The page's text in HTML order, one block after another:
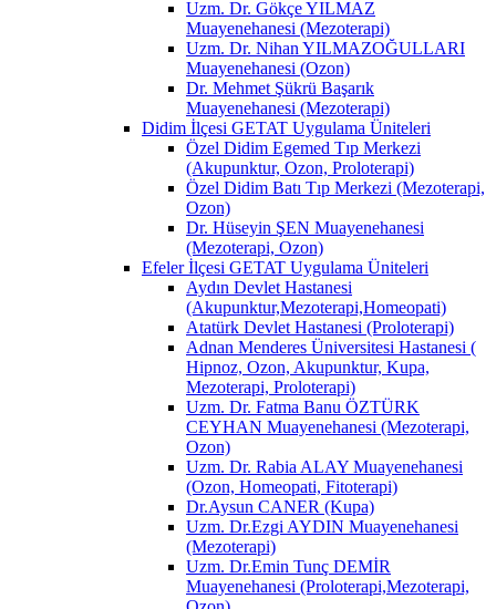
Uzm. Dr. Gökçe YILMAZ
Muayenehanesi (Mezoterapi)
Uzm. Dr. Nihan YILMAZOĞULLARI
Muayenehanesi (Ozon)
Dr. Mehmet Şükrü Başarık
Muayenehanesi (Mezoterapi)
Didim İlçesi GETAT Uygulama Üniteleri
Özel Didim Egemed Tıp Merkezi
(Akupunktur, Ozon, Proloterapi)
Özel Didim Batı Tıp Merkezi (Mezoterapi,
Ozon)
Dr. Hüseyin ŞEN Muayenehanesi
(Mezoterapi, Ozon)
Efeler İlçesi GETAT Uygulama Üniteleri
Aydın Devlet Hastanesi
(Akupunktur,Mezoterapi,Homeopati)
Atatürk Devlet Hastanesi (Proloterapi)
Adnan Menderes Üniversitesi Hastanesi (
Hipnoz, Ozon, Akupunktur, Kupa,
Mezoterapi, Proloterapi)
Uzm. Dr. Fatma Banu ÖZTÜRK
CEYHAN Muayenehanesi (Mezoterapi,
Ozon)
Uzm. Dr. Rabia ALAY Muayenehanesi
(Ozon, Homeopati, Fitoterapi)
Dr.Aysun CANER (Kupa)
Uzm. Dr.Ezgi AYDIN Muayenehanesi
(Mezoterapi)
Uzm. Dr.Emin Tunç DEMİR
Muayenehanesi (Proloterapi,Mezoterapi,